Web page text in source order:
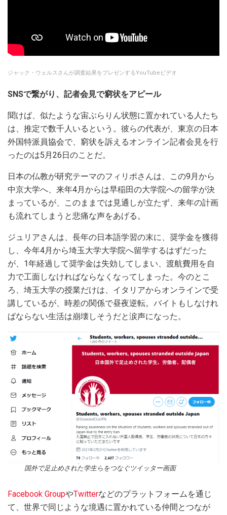
ジャック・ウェルスさんが調査結果をプレゼンするYouTubeビデオ
SNSで繋がり、記者会見で窮状をアピール
聞けば、似たような宙ぶらりん状態に置かれている人たち
は、推定で数千人いるという。彼らの代表が、東京の日本
外国特派員協会で、窮状を訴えるオンライン記者会見を行
ったのは5月26日のことだ。
日本の仏教が研究テーマのフィリポさんは、この9月から
中京大学へ、来年4月からは早稲田の大学院への留学が決
まっているが、このままでは見通しが立たず、来年の計画
も流れてしまうと悲痛な声をあげる。
ジュリアさんは、長年の日本語学習の末に、奨学金を獲得
し、今年4月から埼玉大学大学院へ留学するはずだった
が、1年経過して奨学金は失効してしまい、渡航費用を自
力で工面しなければならなくなってしまった。今のとこ
ろ、埼玉大学の授業だけは、イタリアからオンラインで受
講しているが、時差の関係で昼夜逆転。バイトもしなけれ
ばならない生活は崩壊しそうだと涙声になった。
国外で足止めされた学生らをつなぐツイッター画面
Facebook GroupやTwitterなどのプラットフォームを通じ
て、世界で同じような境遇に置かれている仲間とつなが